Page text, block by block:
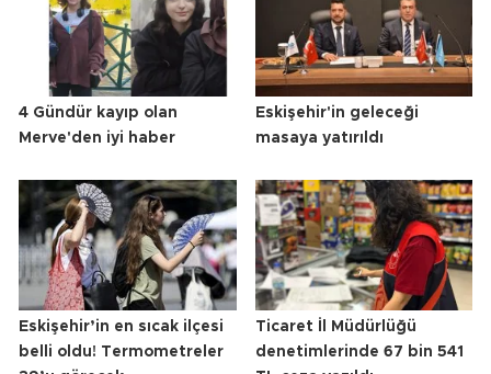
4 Gündür kayıp olan
Merve'den iyi haber
Eskişehir'in geleceği
masaya yatırıldı
Eskişehir’in en sıcak ilçesi
belli oldu! Termometreler
Ticaret İl Müdürlüğü
denetimlerinde 67 bin 541